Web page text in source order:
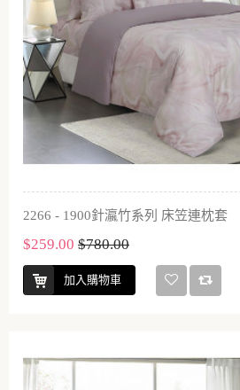
2266 - 1900針瀛竹系列 床笠連枕套
$259.00 $780.00
加入購物車